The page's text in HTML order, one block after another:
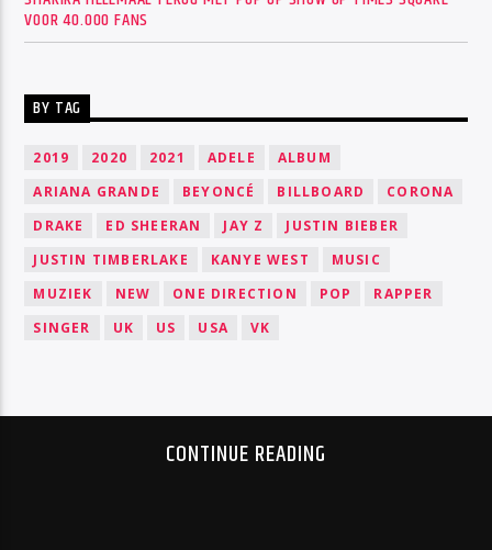
VOOR 40.000 FANS
BY TAG
2019 2020 2021 ADELE
ALBUM
ARIANA GRANDE
BEYONCÉ BILLBOARD
CORONA
DRAKE
ED SHEERAN JAY Z
JUSTIN BIEBER
JUSTIN TIMBERLAKE
KANYE WEST
MUSIC
MUZIEK
NEW ONE DIRECTION POP
RAPPER
SINGER
UK US USA VK
CONTINUE READING